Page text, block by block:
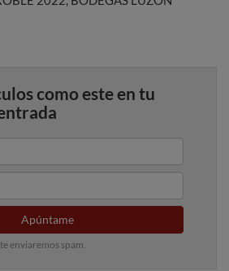
como este en tu
Apúntame
enviaremos spam.